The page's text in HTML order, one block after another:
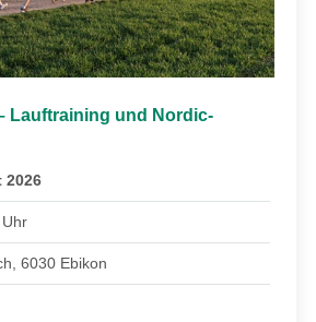
Lauftraining und Nordic-
2026
6030 Ebikon